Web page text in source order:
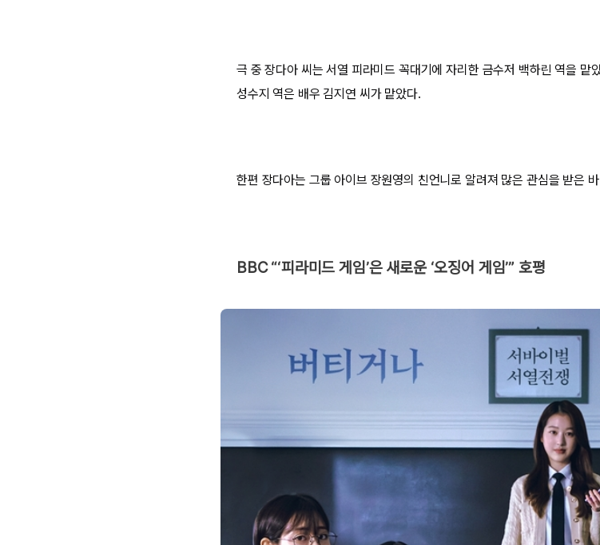
극 중 장다아 씨는 서열 피라미드 꼭대기에 자리한 금수저 백하린 역을 맡
성수지 역은 배우 김지연 씨가 맡았다.
한편 장다아는 그룹 아이브 장원영의 친언니로 알려져 많은 관심을 받은
BBC “‘피라미드 게임’은 새로운 ‘오징어 게임’” 호평